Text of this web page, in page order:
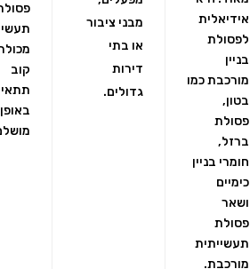
אידיאלית
לפסולת
בניין
מורכבת כמו
בטון,
פסולת
ברזל,
חומרי בניין
כימיים
ושאר
פסולת
תעשייתית
מורכבת.
מבני ציבור
או בתי
דירות
גדולים.
קוב
באופן